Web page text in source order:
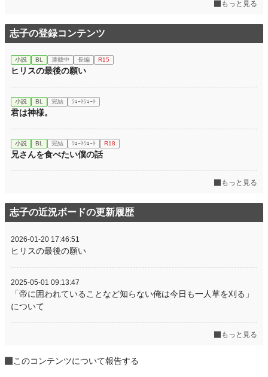
もっと見る
志子の登録コンテンツ
小説 BL 連載中 長編 R15
ヒリスの最後の願い
小説 BL 完結 ｼｮｰﾄｼｮｰﾄ
君は神様。
小説 BL 完結 ｼｮｰﾄｼｮｰﾄ R18
兄さんを食べたい僕の話
もっと見る
志子の近況ボードの更新履歴
2026-01-20 17:46:51
ヒリスの最後の願い
2025-05-01 09:13:47
「帝に囲われていることなど知らない俺は今日も一人草を刈る」
について
もっと見る
このコンテンツについて報告する